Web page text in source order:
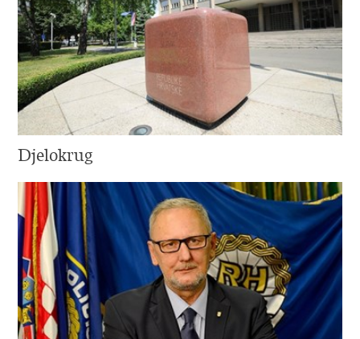
Djelokrug